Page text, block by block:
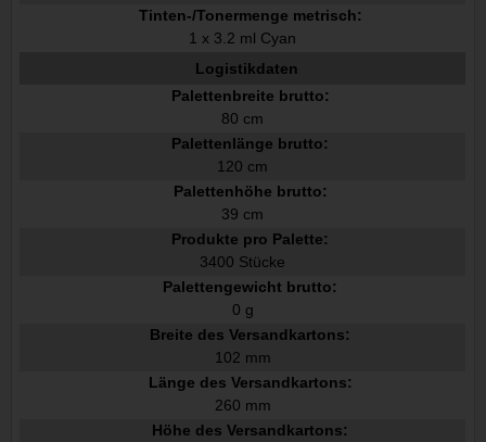
Tinten-/Tonermenge metrisch:
1 x 3.2 ml Cyan
Logistikdaten
Palettenbreite brutto:
80 cm
Palettenlänge brutto:
120 cm
Palettenhöhe brutto:
39 cm
Produkte pro Palette:
3400 Stücke
Palettengewicht brutto:
0 g
Breite des Versandkartons:
102 mm
Länge des Versandkartons:
260 mm
Höhe des Versandkartons: